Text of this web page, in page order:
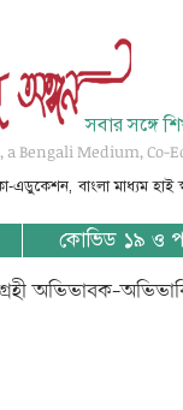
সবার সঙ্গে
a Bengali Medium,
এডুকেশন, বাংলা মাধ্যম হাই
কোভিড ১৯ ও
অভিভাবক-